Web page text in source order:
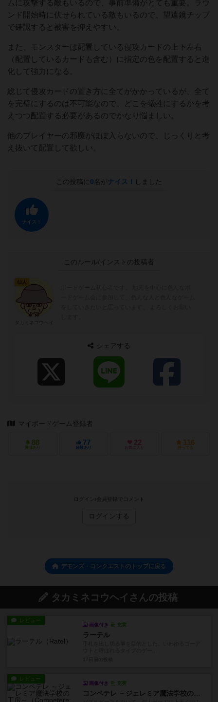
ムに攻撃する敵もいるので、事前準備がとても重要。ラウ
ンド開始時に伏せられている敵もいるので、望遠鏡チップ
で確認すると被害を抑えやすい。
また、モンスターは配置している侵攻カードの上下左右
（配置しているカードも含む）に指定の色を配置すると進
化して強力になる。
総じて侵攻カードの置き方に全てがかかっているが、全て
を完璧にするのは不可能なので、どこを犠牲にするかを考
えつつ配置する必要があるのでかなり悩ましい。
他のプレイヤーの邪魔がほぼ入らないので、じっくりと考
え抜いて配置して欲しい。
この投稿に 0名がナイス！ しました
ナイス！
このルール/インストの投稿者
仙人
シェアする
マイボードゲーム登録者
88
興味あり
77
経験あり
22
お気に入り
116
持ってる
ログイン/会員登録でコメント
ログインする
デモンズ・コンクエストのトップに戻る
タカミネコウヘイさんの投稿
レビュー
画像付き 充実
ラーテル
レビュー
画像付き 充実
コンペテレ ～ジェレミア魔法学校の工房～